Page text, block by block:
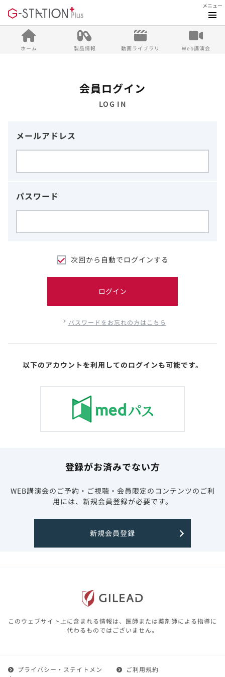
メニュー
ホーム 製品情報 動画ライブラリ Web講演会
会員ログイン
LOG IN
メールアドレス
パスワード
次回から自動でログインする
ログイン
パスワードをお忘れの方はこちら
以下のアカウントを利用してのログインも可能です。
登録がお済みでない方
WEB講演会のご予約・ご視聴・会員限定のコンテンツのご利
用には、新規会員登録が必要です。
新規会員登録
このウェブサイト上に含まれる情報は、医師または薬剤師による指導に
代わるものではございません。
プライバシー・ステイトメン
ご利用規約